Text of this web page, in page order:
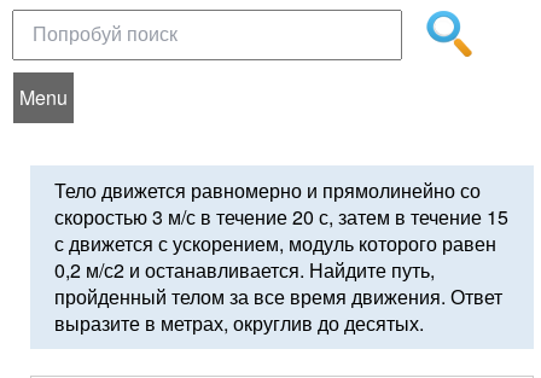
Menu
Тело движется равномерно и прямолинейно со
скоростью 3 м/с в течение 20 с, затем в течение 15
с движется с ускорением, модуль которого равен
0,2 м/с2 и останавливается. Найдите путь,
пройденный телом за все время движения. Ответ
выразите в метрах, округлив до десятых.